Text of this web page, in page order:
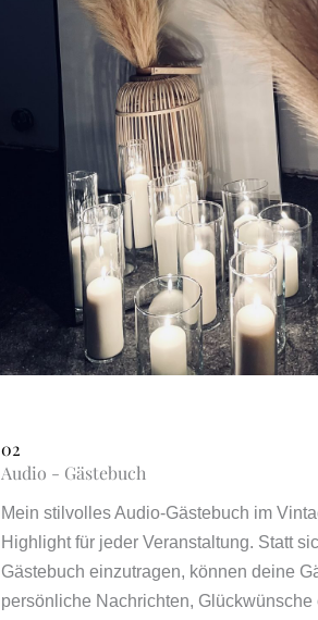
02
Audio - Gästebuch
Mein stilvolles Audio-Gästebuch im
Highlight für jeder Veranstaltung. Statt
Gästebuch einzutragen, können deine
persönliche Nachrichten,